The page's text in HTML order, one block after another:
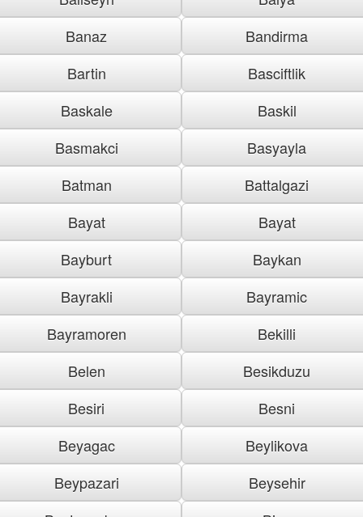
Banaz
Bandirma
Bartin
Basciftlik
Baskale
Baskil
Basmakci
Basyayla
Batman
Battalgazi
Bayat
Bayat
Bayburt
Baykan
Bayrakli
Bayramic
Bayramoren
Bekilli
Belen
Besikduzu
Besiri
Besni
Beyagac
Beylikova
Beypazari
Beysehir